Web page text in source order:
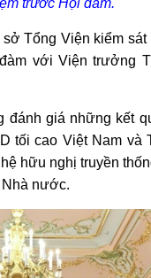
trước Hội đàm.
Tổng Viện kiểm
với Viện trưởng
giá những kết
tối cao Việt Nam và
hữu nghị truyền
Nhà nước.